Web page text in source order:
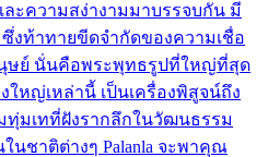
ะความสง่างามมาบรรจบกัน มี
งท้าทายขีดจำกัดของความเชื่อ
ษย์ นั่นคือพระพุทธรูปที่ใหญ่ที่สุด
ใหญ่เหล่านี้ เป็นเครื่องพิสูจน์ถึง
ทุ่มเทที่ฝังรากลึกในวัฒนธรรม
ชาติต่างๆ Palanla จะพาคุณ